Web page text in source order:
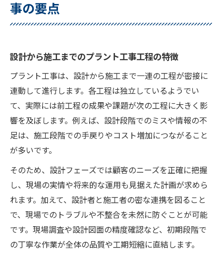
事の要点
設計から施工までのプラント工事工程の特徴
プラント工事は、設計から施工まで一連の工程が密接に
連動して進行します。各工程は独立しているようでい
て、実際には前工程の成果や課題が次の工程に大きく影
響を及ぼします。例えば、設計段階でのミスや情報の不
足は、施工段階での手戻りやコスト増加につながること
が多いです。
そのため、設計フェーズでは顧客のニーズを正確に把握
し、現場の実情や将来的な運用も見据えた計画が求めら
れます。加えて、設計者と施工者の密な連携を図ること
で、現場でのトラブルや不整合を未然に防ぐことが可能
です。現場調査や設計図面の精度確認など、初期段階で
の丁寧な作業が全体の品質や工期短縮に直結します。